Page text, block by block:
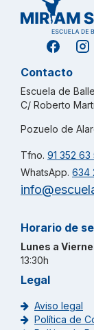
Contacto
Escuela de
C/ Roberto
Pozuelo de
Tfno. 91 352 63
WhatsApp. 634
Horario de
Lunes a
13:30h
Legal
Aviso legal
Política de